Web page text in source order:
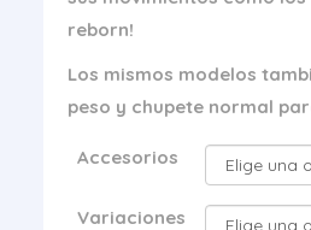
reborn!
Los mismos modelos
peso y chupete normal
Accesorios
Variaciones